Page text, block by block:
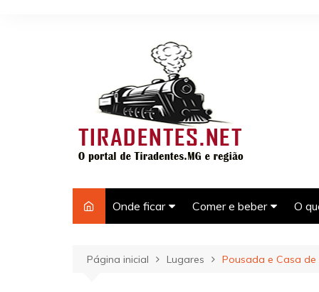
Onde ficar Comer e beber
Restaurantes em
O
Página inicial Lugares Pousada e Casa